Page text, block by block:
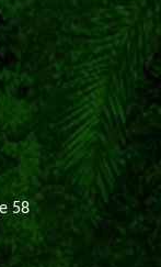
58